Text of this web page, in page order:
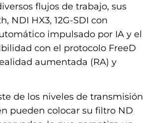
flujos de trabajo, sus
NDI HX3, 12G-SDI con
impulsado por IA y el
con el protocolo FreeD
aumentada (RA) y
de los niveles de transmisión
pueden colocar su filtro ND